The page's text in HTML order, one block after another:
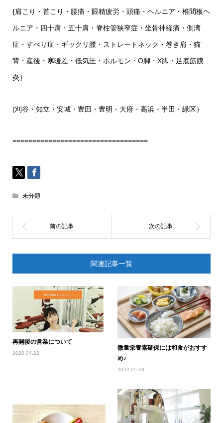
{肩こり・首こり・腰痛・眼精疲労・頭痛・ヘルニア・椎間板ヘ
ルニア・四十肩・五十肩・脊柱管狭窄症・坐骨神経痛・側湾
症・すべり症・ギックリ腰・ストレートネック・巻き肩・猫
背・産後・寒暖差・低気圧・ホルモン・O脚・X脚・足底筋膜
炎｝
(刈谷・知立・安城・豊田・豊明・大府・高浜・半田・緑区）
==================================
未分類
関連記事一覧
再開後の営業について
2020.04.22
微量栄養素確保には和食がおすす
め♪
2022.05.18